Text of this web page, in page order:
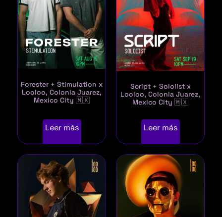
Forester + Stimulation x
Looloo, Colonia Juarez,
Mexico City 🇲🇽
Leer más
Script + Soloiist x
Looloo, Colonia Juarez,
Mexico City 🇲🇽
Leer más